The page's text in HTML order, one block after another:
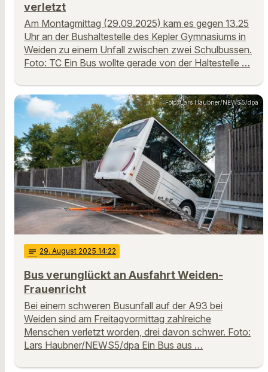
verletzt
Am Montagmittag (29.09.2025) kam es gegen 13.25
Uhr an der Bushaltestelle des Kepler Gymnasiums in
Weiden zu einem Unfall zwischen zwei Schulbussen.
Foto: TC Ein Bus wollte gerade von der Haltestelle …
Foto: Lars Haubner/NEWS5/dpa
notes 29. August 2025 14:22
Bus verunglückt an Ausfahrt Weiden-
Frauenricht
Bei einem schweren Busunfall auf der A93 bei
Weiden sind am Freitagvormittag zahlreiche
Menschen verletzt worden, drei davon schwer. Foto:
Lars Haubner/NEWS5/dpa Ein Bus aus …